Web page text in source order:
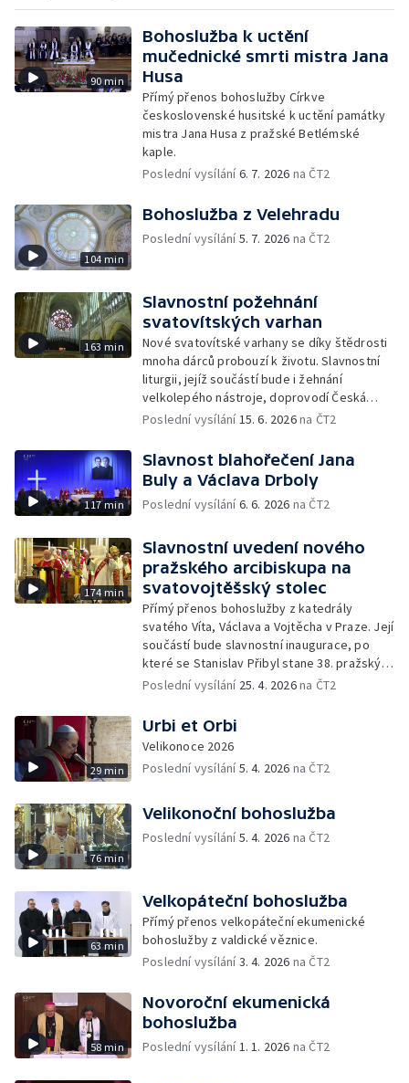
90 min
Bohoslužba k uctění
mučednické smrti mistra Jana
Husa
Přímý přenos bohoslužby Církve
československé husitské k uctění památky
mistra Jana Husa z pražské Betlémské
kaple.
Poslední vysílání6. 7. 2026 na ČT2
104 min
Bohoslužba z Velehradu
Poslední vysílání5. 7. 2026 na ČT2
163 min
Slavnostní požehnání
svatovítských varhan
Nové svatovítské varhany se díky štědrosti
mnoha dárců probouzí k životu. Slavnostní
liturgii, jejíž součástí bude i žehnání
velkolepého nástroje, doprovodí Česká
filharmonie, spojené arcidiecézní chrámové
Poslední vysílání15. 6. 2026na ČT2
117 min
Slavnost blahořečení Jana
Buly a Václava Drboly
Poslední vysílání6. 6. 2026 na ČT2
174 min
Slavnostní uvedení nového
pražského arcibiskupa na
svatovojtěšský stolec
Přímý přenos bohoslužby z katedrály
svatého Víta, Václava a Vojtěcha v Praze. Její
součástí bude slavnostní inaugurace, po
které se Stanislav Přibyl stane 38. pražským
arcibiskupem a 26. českým primasem.
Poslední vysílání 25. 4. 2026na ČT2
29 min
Urbi et Orbi
Velikonoce 2026
Poslední vysílání5. 4. 2026 na ČT2
76 min
Velikonoční bohoslužba
Poslední vysílání5. 4. 2026 na ČT2
63 min
Velkopáteční bohoslužba
Přímý přenos velkopáteční ekumenické
bohoslužby z valdické věznice.
Poslední vysílání3. 4. 2026 na ČT2
58 min
Novoroční ekumenická
bohoslužba
Poslední vysílání1. 1. 2026 na ČT2